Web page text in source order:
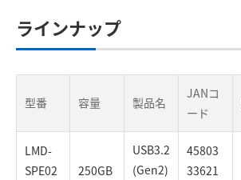
ラインナップ
型番 容量 製品名
JANコ
ード
LMD-
SPE02
250GB
USB3.2
(Gen2)
45803
33621